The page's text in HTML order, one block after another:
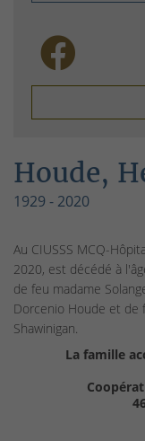
Houde,
1929 - 2020
Au CIUSSS MCQ-
2020, est décédé à
de feu madame
Dorcenio Houde et de
Shawinigan.
La famille